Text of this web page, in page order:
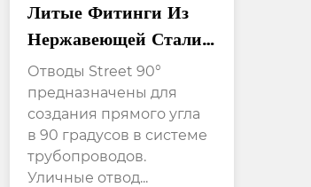
Литые Фитинги Из
Нержавеющей Стали
90° С Уличным
Коленом И Резьбой
Отводы Street 90°
предназначены для
создания прямого угла
в 90 градусов в системе
трубопроводов.
Уличные отвод...